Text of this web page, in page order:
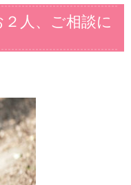
人、ご相談に